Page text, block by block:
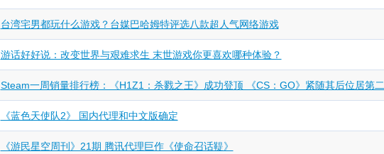
台湾宅男都玩什么游戏？台媒巴哈姆特评选八款超人气网络游戏
游话好好说：改变世界与艰难求生 末世游戏你更喜欢哪种体验？
Steam一周销量排行榜：《H1Z1：杀戮之王》成功登顶 《CS：GO》紧随其后位居第二
《蓝色天使队2》 国内代理和中文版确定
《游民星空周刊》21期 腾讯代理巨作《使命召话鞮》